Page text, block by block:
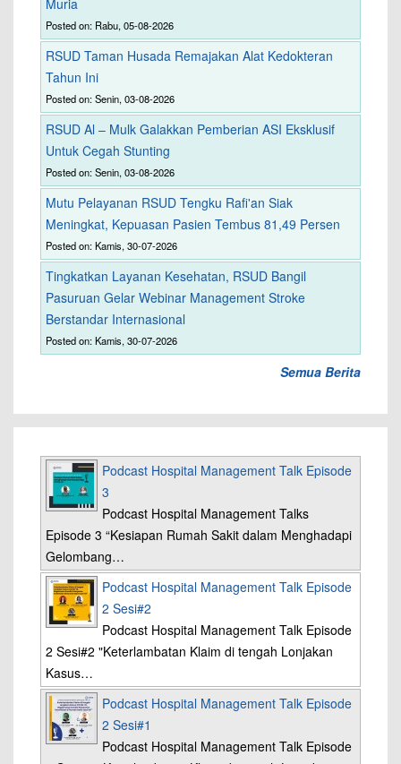
Muria
Posted on: Rabu, 05-08-2026
RSUD Taman Husada Remajakan Alat Kedokteran
Tahun Ini
Posted on: Senin, 03-08-2026
RSUD Al – Mulk Galakkan Pemberian ASI Eksklusif
Untuk Cegah Stunting
Posted on: Senin, 03-08-2026
Mutu Pelayanan RSUD Tengku Rafi'an Siak
Meningkat, Kepuasan Pasien Tembus 81,49 Persen
Posted on: Kamis, 30-07-2026
Tingkatkan Layanan Kesehatan, RSUD Bangil
Pasuruan Gelar Webinar Management Stroke
Berstandar Internasional
Posted on: Kamis, 30-07-2026
Semua Berita
Podcast Hospital Management Talk Episode
3
Podcast Hospital Management Talks
Episode 3 “Kesiapan Rumah Sakit dalam Menghadapi
Gelombang…
Podcast Hospital Management Talk Episode
2 Sesi#2
Podcast Hospital Management Talk Episode
2 Sesi#2 "Keterlambatan Klaim di tengah Lonjakan
Kasus…
Podcast Hospital Management Talk Episode
2 Sesi#1
Podcast Hospital Management Talk Episode